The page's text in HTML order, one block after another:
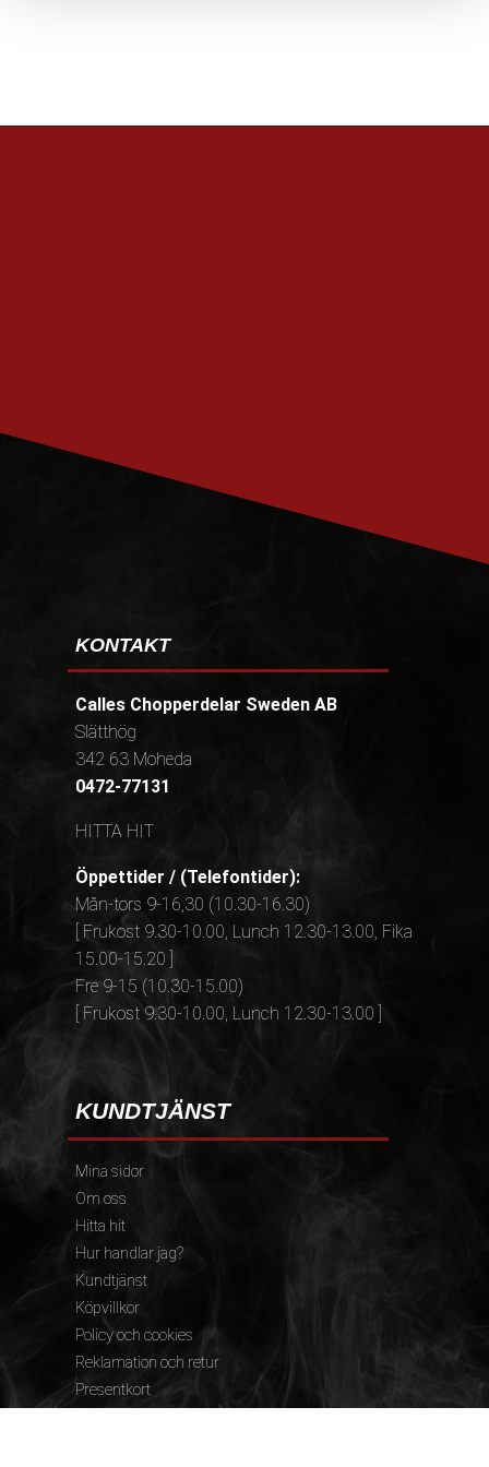
KONTAKT
Calles Chopperdelar Sweden AB
Slätthög
342 63 Moheda
0472-77131
HITTA HIT
Öppettider / (Telefontider):
Mån-tors 9-16,30 (10.30-16.30)
[ Frukost 9.30-10.00, Lunch 12.30-13.00, Fika
15.00-15.20 ]
Fre 9-15 (10.30-15.00)
[ Frukost 9.30-10.00, Lunch 12.30-13.00 ]
KUNDTJÄNST
Mina sidor
Om oss
Hitta hit
Hur handlar jag?
Kundtjänst
Köpvillkor
Policy och cookies
Reklamation och retur
Presentkort